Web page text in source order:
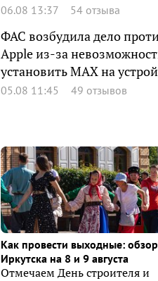
06.08 13:37 54 отзыва
ФАС возбудила дело
Apple из-за
установить MAX на
05.08 11:45 49 отзывов
Как провести выходные:
Иркутска на 8 и 9 августа
Отмечаем День строителя и